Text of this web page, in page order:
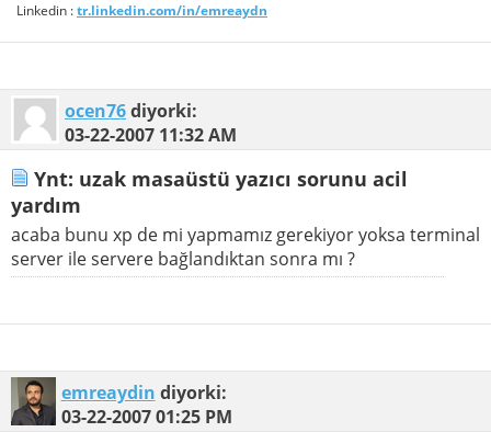
Linkedin :tr.linkedin.com/in/emreaydn
ocen76diyorki:
03-22-2007 11:32 AM
Ynt: uzak masaüstü yazıcı sorunu acil
yardım
acaba bunu xp de mi yapmamız gerekiyor yoksa terminal
server ile servere bağlandıktan sonra mı ?
emreaydin diyorki:
03-22-200701:25 PM